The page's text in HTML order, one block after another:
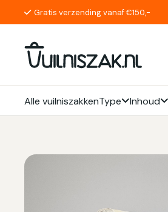
Gratis verzending vanaf €150,-
Alle vuilniszakkenType Inhoud